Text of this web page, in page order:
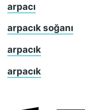
arpacı
arpacık soğanı
arpacık
arpacık